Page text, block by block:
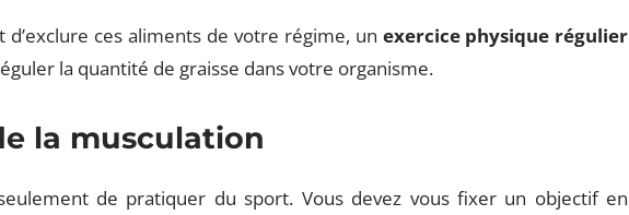
d’exclure ces aliments de votre régime, un exercice physique régulier
la quantité de graisse dans votre organisme.
la musculation
de pratiquer du sport. Vous devez vous fixer un objectif en